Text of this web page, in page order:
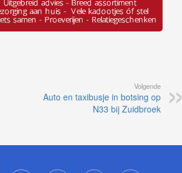
Volgende
Auto en taxibusje in botsing op
N33 bij Zuidbroek